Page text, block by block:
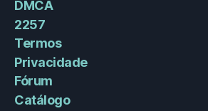
DMCA
2257
Termos
Privacidade
Fórum
Catálogo